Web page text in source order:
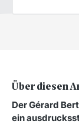
Über diesen
Der Gérard
ein